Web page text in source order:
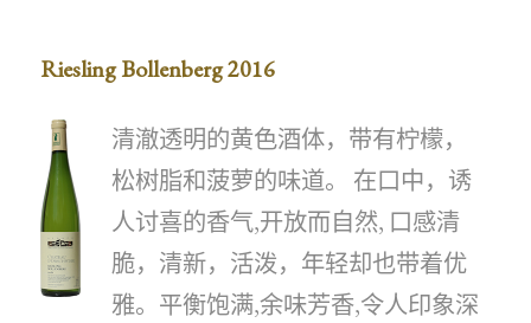
Riesling Bollenberg 2016
清澈透明的黄色酒体，带有柠檬，
松树脂和菠萝的味道。 在口中，诱
人讨喜的香气,开放而自然, 口感清
脆，清新，活泼，年轻却也带着优
雅。平衡饱满,余味芳香,令人印象深